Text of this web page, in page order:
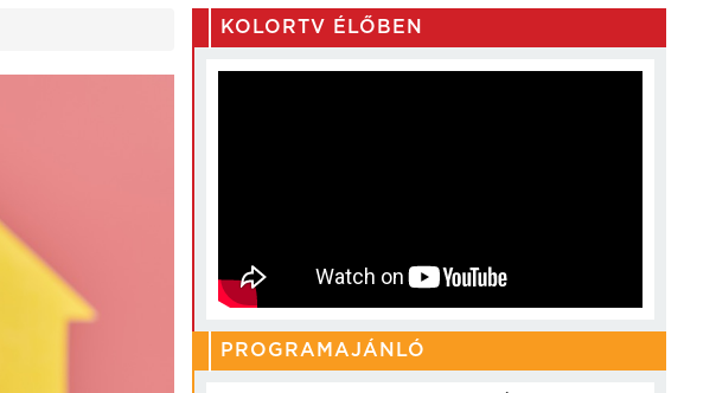
KOLORTV ÉLŐBEN
PROGRAMAJÁNLÓ